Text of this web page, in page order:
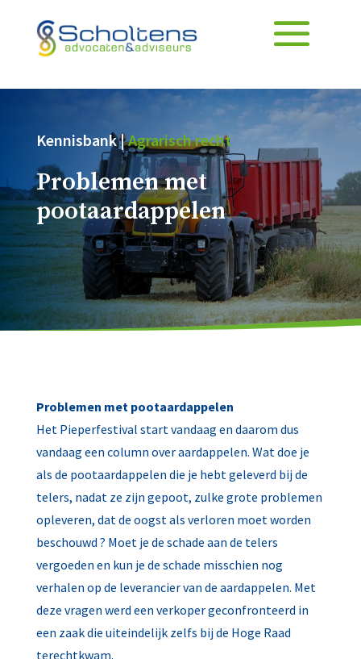
Kennisbank |Agrarisch recht
Problemen met
pootaardappelen
Problemen met pootaardappelen
Het Pieperfestival start vandaag en daarom dus
vandaag een column over aardappelen. Wat doe je
als de pootaardappelen die je hebt geleverd bij de
telers, nadat ze zijn gepoot, zulke grote problemen
opleveren, dat de oogst als verloren moet worden
beschouwd ? Moet je de schade aan de telers
vergoeden en kun je de schade misschien nog
verhalen op de leverancier van de aardappelen. Met
deze vragen werd een verkoper geconfronteerd in
een zaak die uiteindelijk zelfs bij de Hoge Raad
terechtkwam.